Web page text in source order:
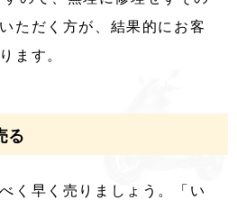
ただく方が、結果的にお客
ます。
る
く早く売りましょう。「い